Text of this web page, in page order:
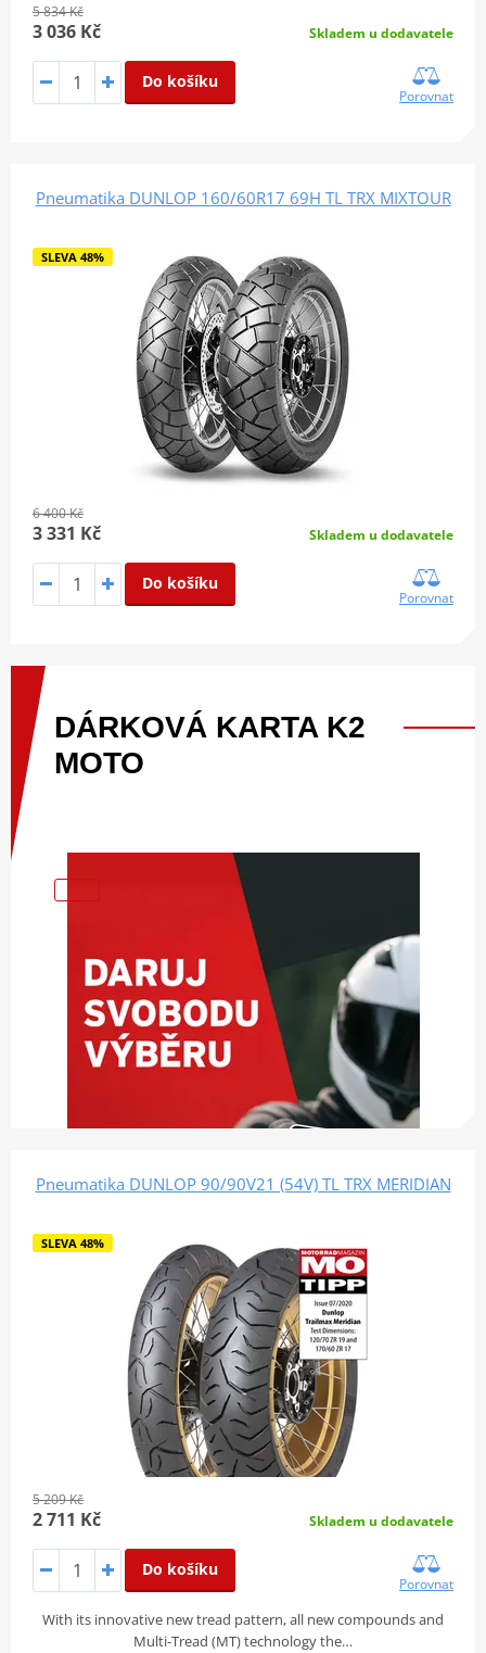
5 834 Kč
3 036 Kč Skladem u dodavatele
Do košíku
Porovnat
Pneumatika DUNLOP 160/60R17 69H TL TRX MIXTOUR
SLEVA 48%
6 400 Kč
3 331 Kč Skladem u dodavatele
Do košíku
Porovnat
DÁRKOVÁ KARTA K2
MOTO
Pneumatika DUNLOP 90/90V21 (54V) TL TRX MERIDIAN
SLEVA 48%
5 209 Kč
2 711 Kč Skladem u dodavatele
Do košíku
Porovnat
With its innovative new tread pattern, all new compounds and
Multi-Tread (MT) technology the…